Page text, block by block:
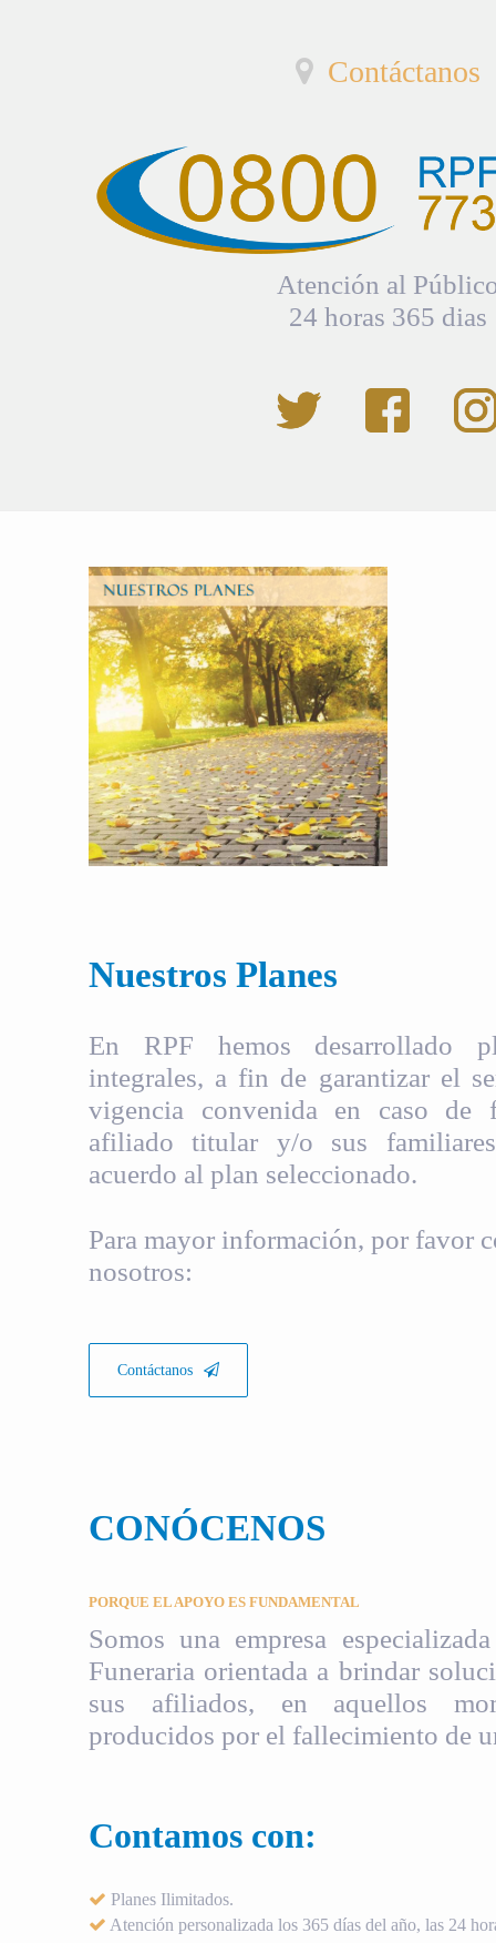
Contáctanos
Atención al
24 horas 365 dias
Nuestros Planes
En RPF hemos desarrollado
integrales, a fin de garantizar el
vigencia convenida en caso de
afiliado titular y/o sus
acuerdo al plan seleccionado.
Para mayor información, por favor
nosotros:
Contáctanos
CONÓCENOS
PORQUE EL APOYO ES FUNDAMENTAL
Somos una empresa
Funeraria orientada a brindar
sus afiliados, en aquellos
producidos por el fallecimiento de
Contamos con:
Planes Ilimitados.
Atención personalizada los 365 días del año, las 24